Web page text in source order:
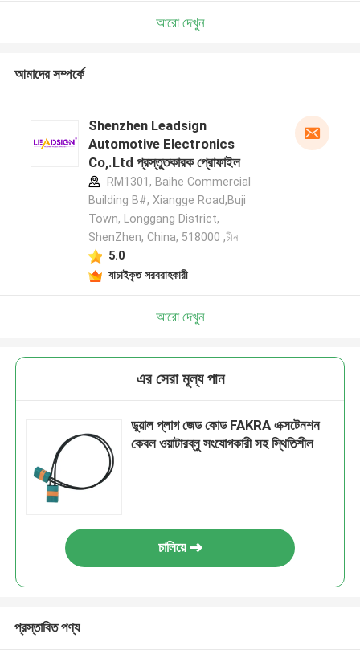
আরো দেখুন
আমাদের সম্পর্কে
Shenzhen Leadsign
Automotive Electronics
Co,.Ltd প্রস্তুতকারক প্রোফাইল
RM1301, Baihe Commercial
Building B#, Xiangge Road,Buji
Town, Longgang District,
ShenZhen, China, 518000 ,চীন
5.0
যাচাইকৃত সরবরাহকারী
আরো দেখুন
এর সেরা মূল্য পান
ডুয়াল প্লাগ জেড কোড FAKRA এক্সটেনশন
কেবল ওয়াটারব্লু সংযোগকারী সহ স্থিতিশীল
চালিয়ে
প্রস্তাবিত পণ্য